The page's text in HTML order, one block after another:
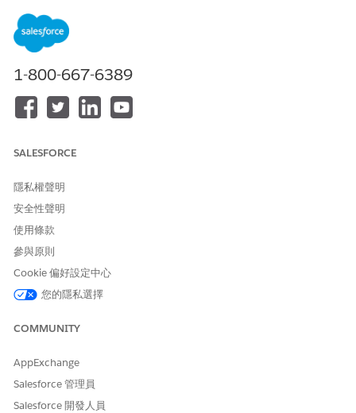
「動作計畫」支援「帳戶」、「行銷活動」、「個案」、「連絡
人」、「契約」、「財務帳戶」、「商機」或「機會」物件。您也
可以為已啟用活動的自訂物件建立動作計畫範本。
根據「動作計畫」支援的任何物件修改 Lightning 記錄頁面。例如,
在 Financial Services Cloud 中的這些頁面中:
銀行業務帳戶頁面
銀行業務家庭頁面 - 一欄
銀行業務家庭頁面 - 兩欄
銀行個人頁面 - 兩欄
針對每個頁面:
新增「動作計畫清單」的自訂索引標籤,並將其命名為「動作
在元件調色盤中,選取「
儲存頁面。
使用複製和更新的頁面取代預設頁面。
1-800-667-6389
SALESFORCE
隱私權聲明
安全性聲明
使用條款
參與原則
Cookie 偏好設定中心
您的隱私選擇
COMMUNITY
AppExchange
Salesforce 管理員
Salesforce 開發人員